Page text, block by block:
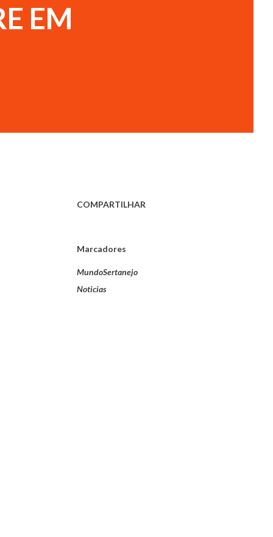
EM
COMPARTILHAR
Marcadores
MundoSertanejo
Noticias